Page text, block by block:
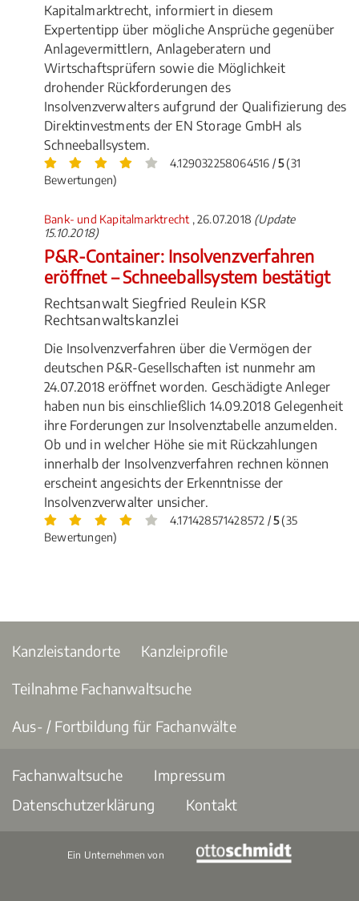
Kapitalmarktrecht, informiert in diesem
Expertentipp über mögliche Ansprüche gegenüber
Anlagevermittlern, Anlageberatern und
Wirtschaftsprüfern sowie die Möglichkeit
drohender Rückforderungen des
Insolvenzverwalters aufgrund der Qualifizierung des
Direktinvestments der EN Storage GmbH als
Schneeballsystem.
4.129032258064516 /5(31
Bewertungen)
Bank- und Kapitalmarktrecht , 26.07.2018 (Update
15.10.2018)
P&R-Container: Insolvenzverfahren
eröffnet – Schneeballsystem bestätigt
Rechtsanwalt Siegfried Reulein KSR
Rechtsanwaltskanzlei
Die Insolvenzverfahren über die Vermögen der
deutschen P&R-Gesellschaften ist nunmehr am
24.07.2018 eröffnet worden. Geschädigte Anleger
haben nun bis einschließlich 14.09.2018 Gelegenheit
ihre Forderungen zur Insolvenztabelle anzumelden.
Ob und in welcher Höhe sie mit Rückzahlungen
innerhalb der Insolvenzverfahren rechnen können
erscheint angesichts der Erkenntnisse der
Insolvenzverwalter unsicher.
4.171428571428572 /5(35
Bewertungen)
Kanzleistandorte Kanzleiprofile
Teilnahme Fachanwaltsuche
Aus- / Fortbildung für Fachanwälte
Fachanwaltsuche
Impressum
Datenschutzerklärung
Kontakt
Ein Unternehmen von